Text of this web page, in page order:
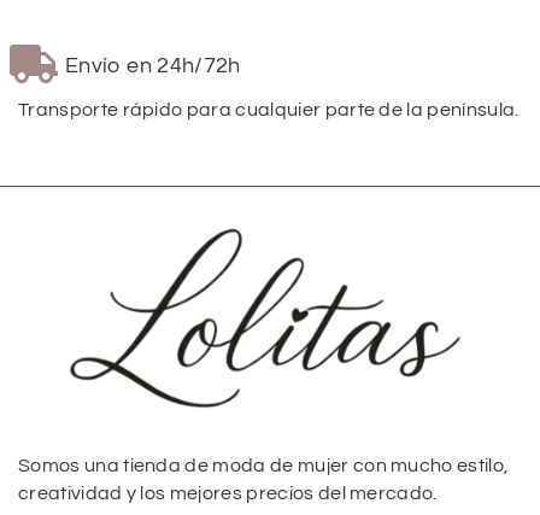
Envío en 24h/72h
Transporte rápido para cualquier parte de la península.
Somos una tienda de moda de mujer con mucho estilo,
creatividad y los mejores precios del mercado.